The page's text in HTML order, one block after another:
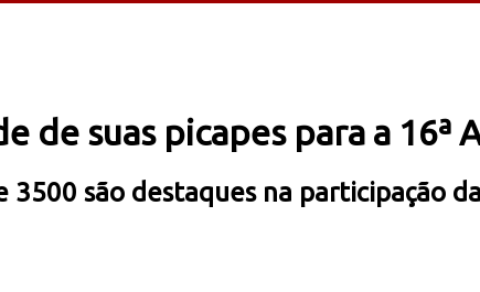
de suas picapes para a 16ª
3500 são destaques na participação